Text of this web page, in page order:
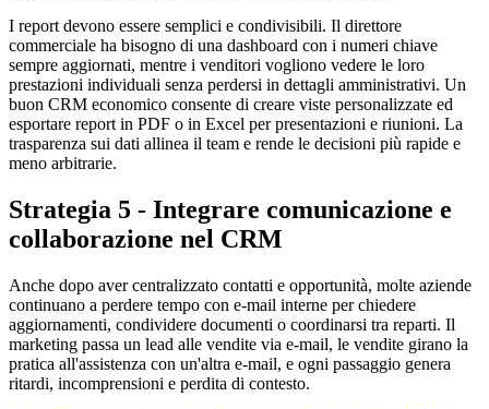
I report devono essere semplici e condivisibili. Il direttore
commerciale ha bisogno di una dashboard con i numeri chiave
sempre aggiornati, mentre i venditori vogliono vedere le loro
prestazioni individuali senza perdersi in dettagli amministrativi. Un
buon CRM economico consente di creare viste personalizzate ed
esportare report in PDF o in Excel per presentazioni e riunioni. La
trasparenza sui dati allinea il team e rende le decisioni più rapide e
meno arbitrarie.
Strategia 5 - Integrare comunicazione e
collaborazione nel CRM
Anche dopo aver centralizzato contatti e opportunità, molte aziende
continuano a perdere tempo con e-mail interne per chiedere
aggiornamenti, condividere documenti o coordinarsi tra reparti. Il
marketing passa un lead alle vendite via e-mail, le vendite girano la
pratica all'assistenza con un'altra e-mail, e ogni passaggio genera
ritardi, incomprensioni e perdita di contesto.